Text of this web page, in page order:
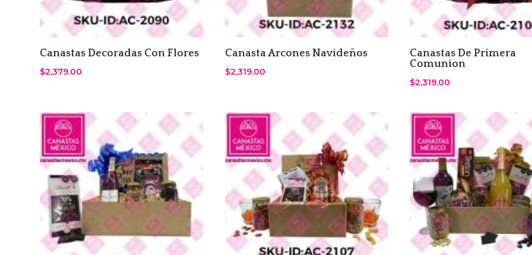
Canastas Decoradas Con Flores
$2,379.00
Canasta Arcones Navideños
$2,319.00
Canastas De Primera
Comunion
$2,319.00